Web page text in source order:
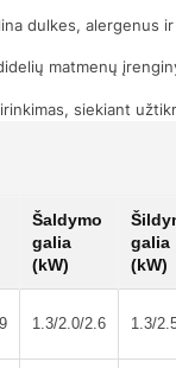
dulkes, alergenus
matmenų
siekiant
Šaldymo
galia
(kW)
galia
(kW)
1.3/2.0/2.6 1.3/